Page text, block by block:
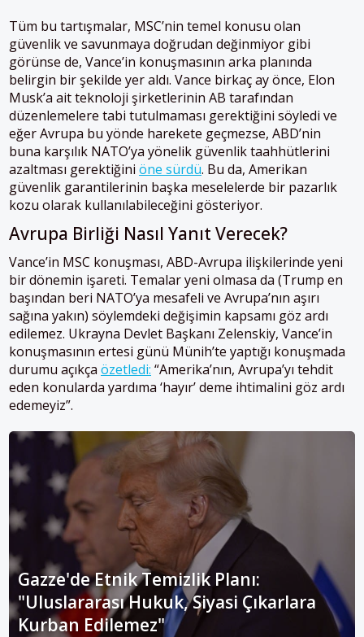
Tüm bu tartışmalar, MSC’nin temel konusu olan
güvenlik ve savunmaya doğrudan değinmiyor gibi
görünse de, Vance’in konuşmasının arka planında
belirgin bir şekilde yer aldı. Vance birkaç ay önce, Elon
Musk’a ait teknoloji şirketlerinin AB tarafından
düzenlemelere tabi tutulmaması gerektiğini söyledi ve
eğer Avrupa bu yönde harekete geçmezse, ABD’nin
buna karşılık NATO’ya yönelik güvenlik taahhütlerini
azaltması gerektiğini öne sürdü. Bu da, Amerikan
güvenlik garantilerinin başka meselelerde bir pazarlık
kozu olarak kullanılabileceğini gösteriyor.
Avrupa Birliği Nasıl Yanıt Verecek?
Vance’in MSC konuşması, ABD-Avrupa ilişkilerinde yeni
bir dönemin işareti. Temalar yeni olmasa da (Trump en
başından beri NATO’ya mesafeli ve Avrupa’nın aşırı
sağına yakın) söylemdeki değişimin kapsamı göz ardı
edilemez. Ukrayna Devlet Başkanı Zelenskiy, Vance’in
konuşmasının ertesi günü Münih’te yaptığı konuşmada
durumu açıkça özetledi: “Amerika’nın, Avrupa’yı tehdit
eden konularda yardıma ‘hayır’ deme ihtimalini göz ardı
edemeyiz”.
Gazze'de Etnik Temizlik Planı:
"Uluslararası Hukuk, Siyasi Çıkarlara
Kurban Edilemez"